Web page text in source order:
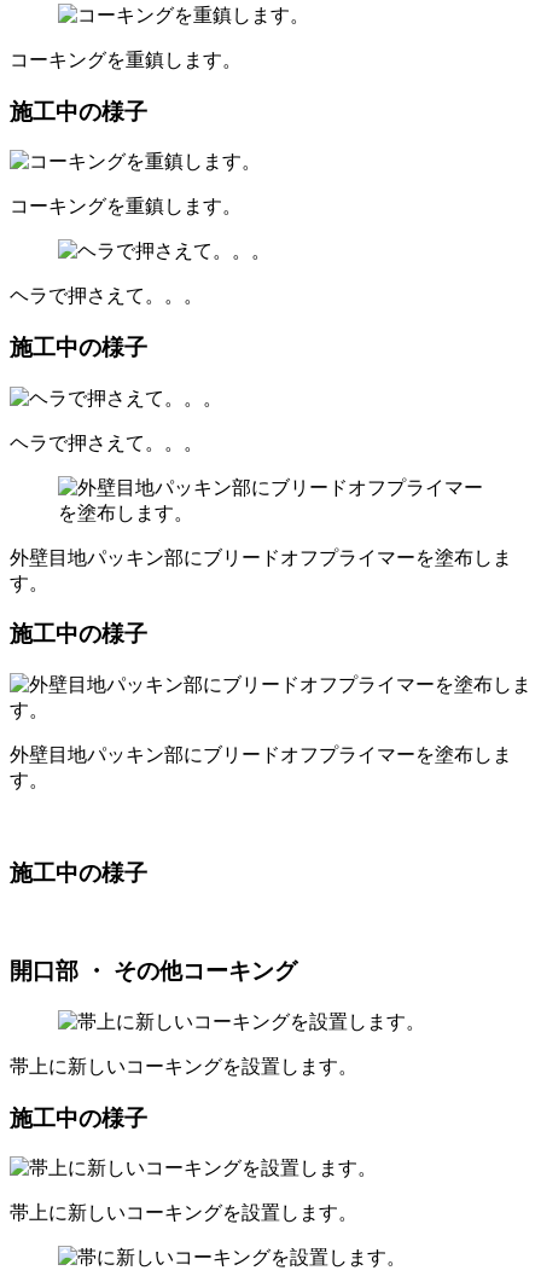
コーキングを重鎮します。
施工中の様子
コーキングを重鎮します。
ヘラで押さえて。。。
施工中の様子
ヘラで押さえて。。。
外壁目地パッキン部にブリードオフプライマーを塗布しま
す。
施工中の様子
外壁目地パッキン部にブリードオフプライマーを塗布しま
す。
施工中の様子
開口部 ・ その他コーキング
帯上に新しいコーキングを設置します。
施工中の様子
帯上に新しいコーキングを設置します。